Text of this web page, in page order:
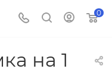
0
на 1